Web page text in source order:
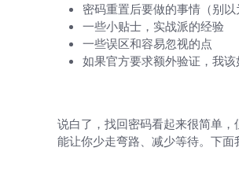
密码重置后要做的事情（别以
一些小贴士，实战派的经验
一些误区和容易忽视的点
如果官方要求额外验证，我该
说白了，找回密码看起来很简单
能让你少走弯路、减少等待。下面